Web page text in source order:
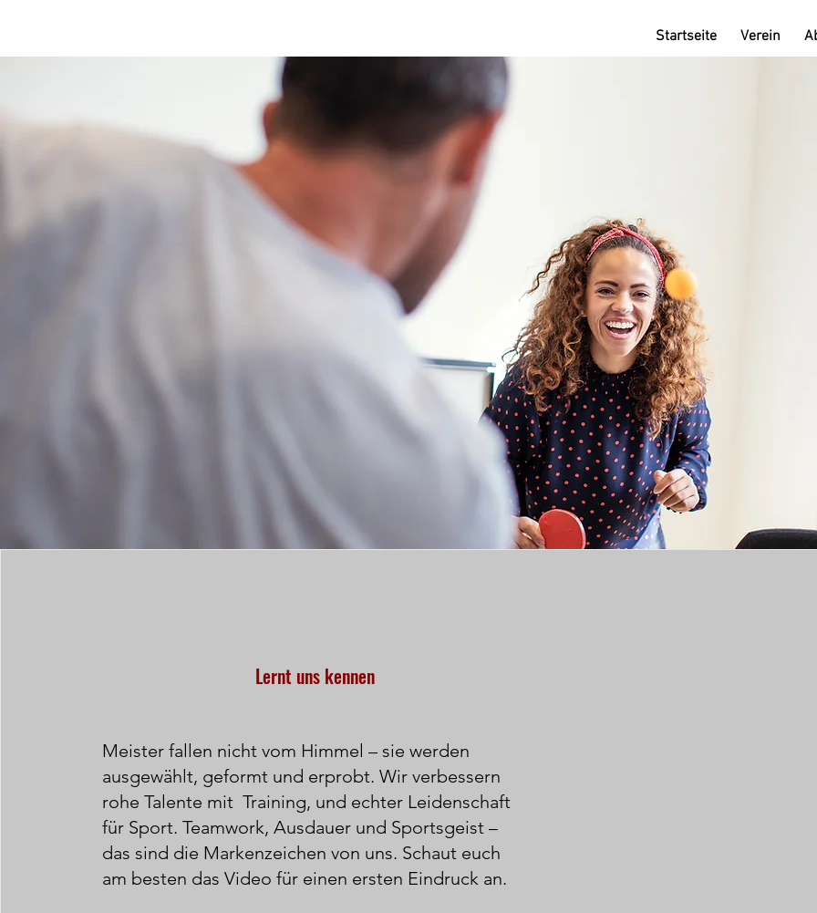
Startseite Verein
Lernt uns kennen
Meister fallen nicht vom Himmel – sie werden
ausgewählt, geformt und erprobt. Wir verbessern
rohe Talente mit Training, und echter Leidenschaft
für Sport. Teamwork, Ausdauer und Sportsgeist –
das sind die Markenzeichen von uns. Schaut euch
am besten das Video für einen ersten Eindruck an.